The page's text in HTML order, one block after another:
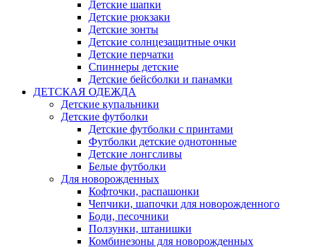
Детские шапки
Детские рюкзаки
Детские зонты
Детские солнцезащитные очки
Детские перчатки
Спиннеры детские
Детские бейсболки и панамки
ДЕТСКАЯ ОДЕЖДА
Детские купальники
Детские футболки
Детские футболки с принтами
Футболки детские однотонные
Детские лонгсливы
Белые футболки
Для новорожденных
Кофточки, распашонки
Чепчики, шапочки для новорожденного
Боди, песочники
Ползунки, штанишки
Комбинезоны для новорожденных